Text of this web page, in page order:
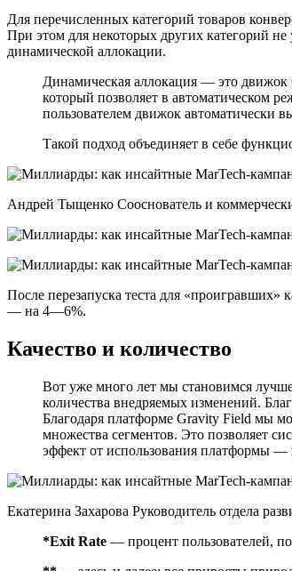
Для перечисленных категорий товаров
При этом для некоторых других категорий
динамической аллокации.
Динамическая аллокация — это
который позволяет в автоматическом
пользователем движок автоматически
Такой подход объединяет в себе
Андрей Тыщенко Сооснователь и
После перезапуска теста для
— на 4—6%.
Качество и количество
Вот уже много лет мы становимся
количества внедряемых изменений.
Благодаря платформе Gravity Field мы
множества сегментов. Это позволяет
эффект от использования платформы
Екатерина Захарова Руководитель отдела
*Exit Rate — процент пользователей,